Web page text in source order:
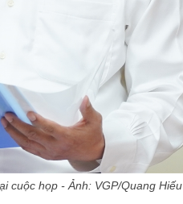
cuộc họp - Ảnh: VGP/Quang Hiếu